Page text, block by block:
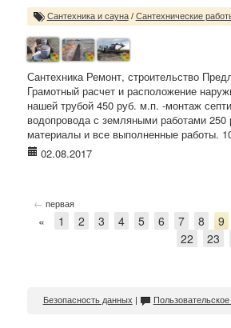
Сантехника и сауна/ Сантехнические
Сантехника Ремонт, строительство
Грамотный расчет и расположение
нашей трубой 450 руб. м.п. -монтаж
водопровода с земляными работами 250
материалы и все выполненные работы.
02.08.2017
← первая
« 1 2 3 4 5 6 7 8 9
22
23
Безопасность данных |